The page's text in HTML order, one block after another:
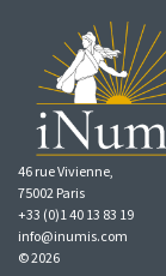
46 rue Vivienne,
75002 Paris
+33 (0)1 40 13 83 19
info@inumis.com
© 2026